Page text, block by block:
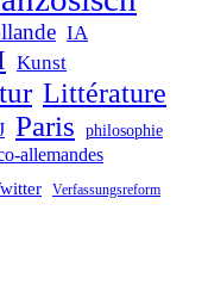
IA
Kunst
Littérature
Paris philosophie
allemandes
Verfassungsreform